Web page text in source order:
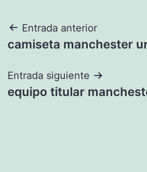
Navegación
de
entradas
Entrada anterior
camiseta manchester
Entrada siguiente
equipo titular